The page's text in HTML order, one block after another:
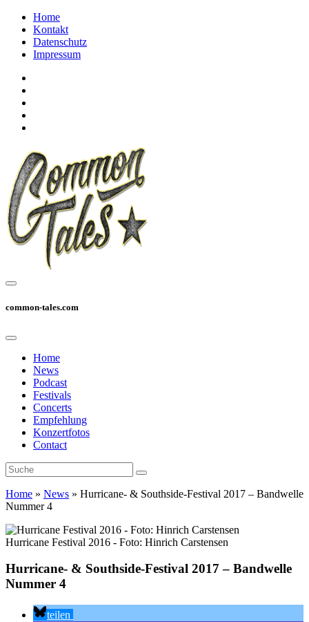
Home
Kontakt
Datenschutz
Impressum
common-tales.com
Home
News
Podcast
Festivals
Concerts
Empfehlung
Konzertfotos
Contact
Home » News » Hurricane- & Southside-Festival 2017 – Bandwelle
Nummer 4
Hurricane Festival 2016 - Foto: Hinrich Carstensen
Hurricane- & Southside-Festival 2017 – Bandwelle
Nummer 4
teilen